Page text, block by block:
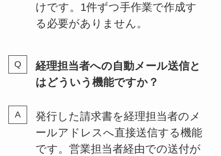
けです。1件ずつ手作業で作成す
る必要がありません。
経理担当者への自動メール送信と
はどういう機能ですか？
発行した請求書を経理担当者のメ
ールアドレスへ直接送信する機能
です。営業担当者経由での送付が